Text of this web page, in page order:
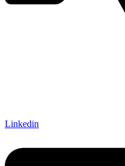
Linkedin